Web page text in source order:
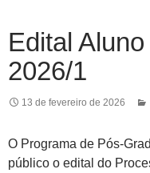
Edital
2026/1
13 de fevereiro de 2026
O Programa de Pós-
público o edital do